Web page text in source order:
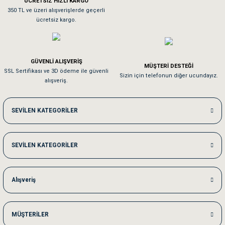
Sa**** On******
Kedilerim beğeniyorlar. Memnunuz. Uygun fiyatta olması iyi.
Me***** Ya******
Akşam verdiğim sipariş bir sonraki gün elime ulaştı. Jack russell köpeğim
Ka***** Ar******
Ufak bir sorun harici sorun olmadı sağolsunlar onuda hemen çözdüler
350 TL ve üzeri alışverişlerde geçerli
ücretsiz kargo.
GÜVENLİ ALIŞVERİŞ
SSL Sertifikası ve 3D ödeme ile güvenli
alışveriş.
MÜŞTERİ DESTEĞİ
Sizin için telefonun diğer ucundayız.
SEVİLEN KATEGORİLER
SEVİLEN KATEGORİLER
Alışveriş
MÜŞTERİLER